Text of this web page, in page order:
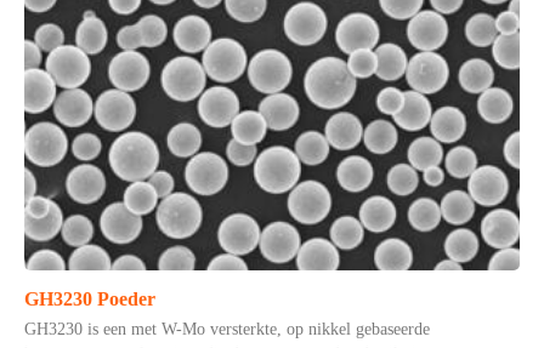
GH3230 Poeder
GH3230 is een met W-Mo versterkte, op nikkel gebaseerde